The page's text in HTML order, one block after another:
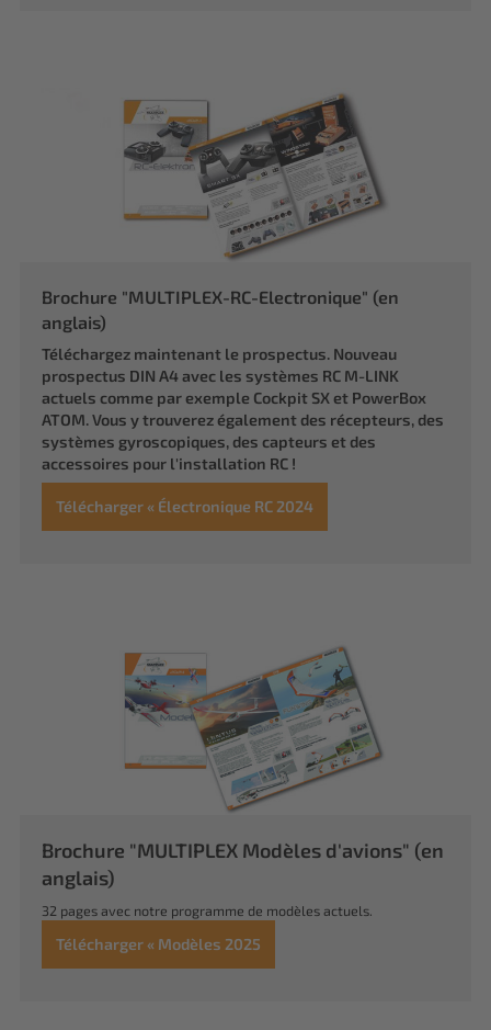
Brochure "MULTIPLEX-RC-Electronique" (en
anglais)
Téléchargez maintenant le prospectus. Nouveau
prospectus DIN A4 avec les systèmes RC M-LINK
actuels comme par exemple Cockpit SX et PowerBox
ATOM. Vous y trouverez également des récepteurs, des
systèmes gyroscopiques, des capteurs et des
accessoires pour l'installation RC !
Télécharger « Électronique RC 2024
Brochure "MULTIPLEX Modèles d'avions" (en
anglais)
32 pages avec notre programme de modèles actuels.
Télécharger « Modèles 2025